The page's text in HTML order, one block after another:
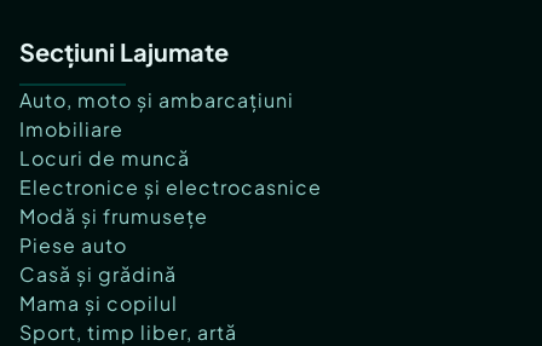
Secțiuni Lajumate
Auto, moto și ambarcațiuni
Imobiliare
Locuri de muncă
Electronice și electrocasnice
Modă și frumusețe
Piese auto
Casă și grădină
Mama și copilul
Sport, timp liber, artă